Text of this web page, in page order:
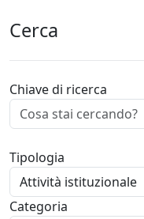
Cerca
Chiave di ricerca
Tipologia
Categoria